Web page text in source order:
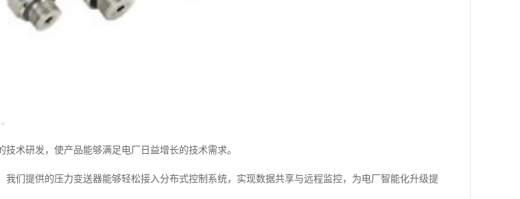
术研发，使产品能够满足电厂日益增长的技术需求。
我们提供的压力变送器能够轻松接入分布式控制系统，实现数据共享与远程监控，为电厂智能化升级提